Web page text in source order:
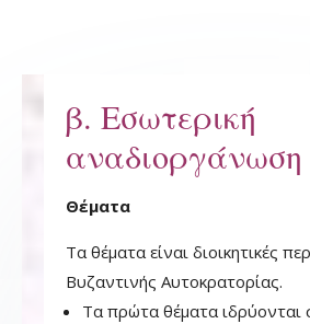
β. Εσωτερική
αναδιοργάνωση
Θέματα
Τα θέματα είναι διοικητικές
Βυζαντινής Αυτοκρατορίας.
Τα πρώτα θέματα ιδρύονται